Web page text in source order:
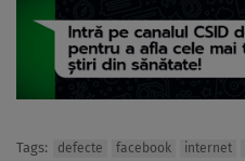
Tags: defecte facebook internet